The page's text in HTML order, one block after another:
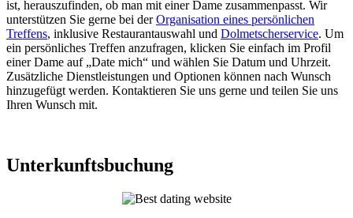
ist, herauszufinden, ob man mit einer Dame zusammenpasst. Wir
unterstützen Sie gerne bei derOrganisation eines persönlichen
Treffens, inklusive Restaurantauswahl und Dolmetscherservice. Um
ein persönliches Treffen anzufragen, klicken Sie einfach im Profil
einer Dame auf „Date mich“ und wählen Sie Datum und Uhrzeit.
Zusätzliche Dienstleistungen und Optionen können nach Wunsch
hinzugefügt werden. Kontaktieren Sie uns gerne und teilen Sie uns
Ihren Wunsch mit.
Unterkunftsbuchung